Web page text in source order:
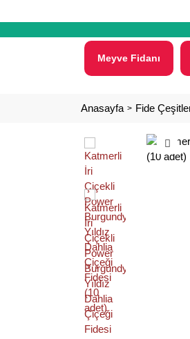
Meyve Fidanı
Anasayfa Fide